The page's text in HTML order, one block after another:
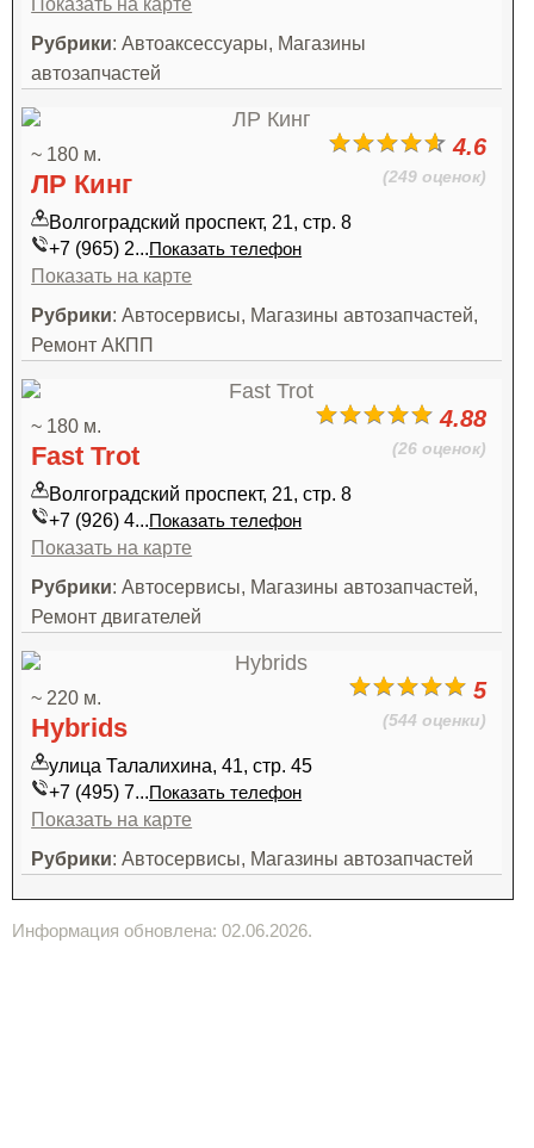
Рубрики: Автоаксессуары, Магазины
автозапчастей
4.6
(249 оценок)
~ 180 м.
ЛР Кинг
Волгоградский проспект, 21, стр. 8
+7 (965) 2...Показать телефон
Показать на карте
Рубрики: Автосервисы, Магазины автозапчастей,
Ремонт АКПП
4.88
(26 оценок)
~ 180 м.
Fast Trot
Волгоградский проспект, 21, стр. 8
+7 (926) 4...Показать телефон
Показать на карте
Рубрики: Автосервисы, Магазины автозапчастей,
Ремонт двигателей
5
(544 оценки)
~ 220 м.
Hybrids
улица Талалихина, 41, стр. 45
+7 (495) 7...Показать телефон
Показать на карте
Рубрики: Автосервисы, Магазины автозапчастей
Информация обновлена: 02.06.2026.